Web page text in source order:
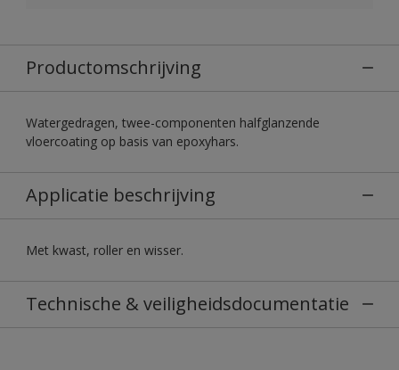
Productomschrijving
Watergedragen, twee-componenten halfglanzende
vloercoating op basis van epoxyhars.
Applicatie beschrijving
Met kwast, roller en wisser.
Technische & veiligheidsdocumentatie